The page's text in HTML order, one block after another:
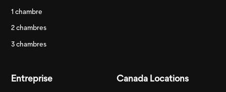
1 chambre
2 chambres
3 chambres
Entreprise Canada Locations